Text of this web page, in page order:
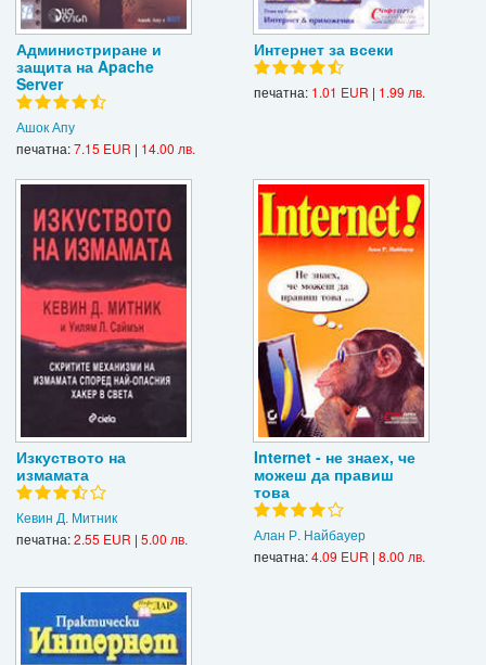
Администриране и
защита на Apache
Server
Ашок Апу
печатна:7.15 EUR | 14.00 лв.
Интернет за всеки
печатна: 1.01 EUR | 1.99 лв.
Изкуството на
измамата
Кевин Д. Митник
печатна:2.55 EUR | 5.00 лв.
Internet - не знаех, че
можеш да правиш
това
Алан Р. Найбауер
печатна:4.09 EUR | 8.00 лв.